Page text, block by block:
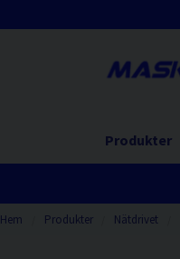
Produkter
Hem Produkter Nätdrivet